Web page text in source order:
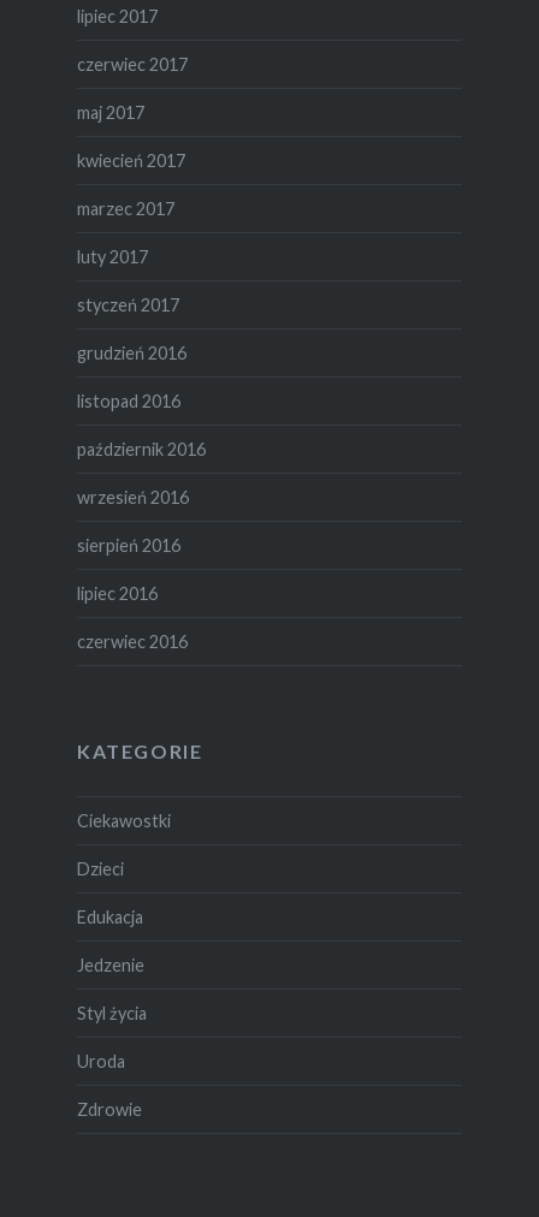
lipiec 2017
czerwiec 2017
maj 2017
kwiecień 2017
marzec 2017
luty 2017
styczeń 2017
grudzień 2016
listopad 2016
październik 2016
wrzesień 2016
sierpień 2016
lipiec 2016
czerwiec 2016
KATEGORIE
Ciekawostki
Dzieci
Edukacja
Jedzenie
Styl życia
Uroda
Zdrowie